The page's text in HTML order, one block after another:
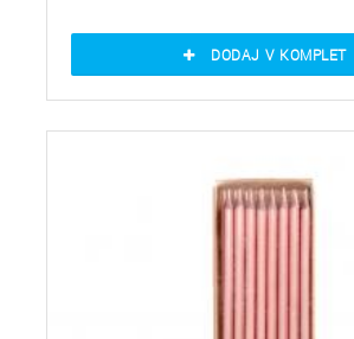
DODAJ V KOMPLET